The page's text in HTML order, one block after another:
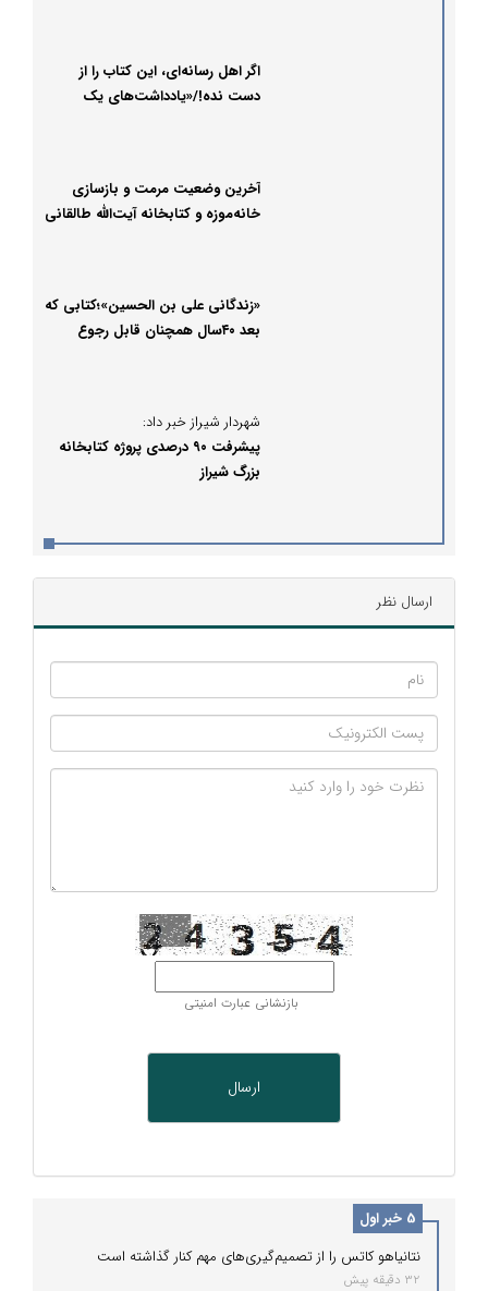
اگر اهل رسانه‌ای، این کتاب را از
دست نده!/«یادداشت‌های یک
آخرین وضعیت مرمت و بازسازی
خانه‌موزه و کتابخانه آیت‌الله طالقانی
«زندگانی علی بن الحسین»؛کتابی که
بعد ۴۰سال همچنان قابل رجوع
شهردار شیراز خبر داد:
پیشرفت ۹۰ درصدی پروژه کتابخانه
بزرگ شیراز
ارسال نظر
بازنشانی عبارت امنیتی
5 خبر اول
نتانیاهو کاتس را از تصمیم‌گیری‌های مهم کنار گذاشته است
32 دقیقه پیش